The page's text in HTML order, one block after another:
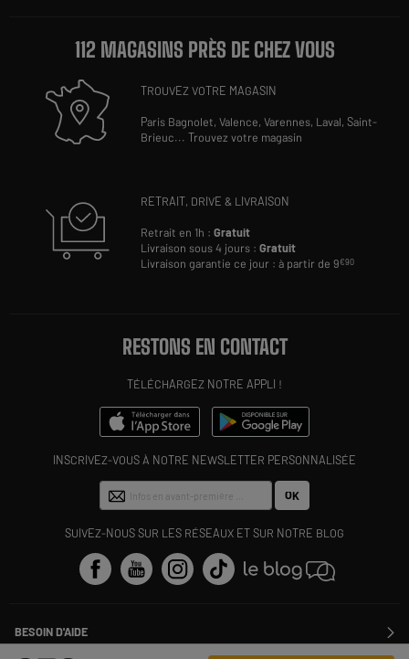
112 MAGASINS PRÈS DE CHEZ VOUS
TROUVEZ VOTRE MAGASIN
Paris Bagnolet,Valence,Varennes, Laval,Saint-
Brieuc...Trouvez votre magasin
RETRAIT, DRIVE & LIVRAISON
Retrait en 1h :Gratuit
Livraison sous 4 jours :Gratuit
Livraison garantie ce jour : à partir de 9€90
RESTONS EN CONTACT
TÉLÉCHARGEZ NOTRE APPLI !
INSCRIVEZ-VOUS À NOTRE NEWSLETTER PERSONNALISÉE
OK
SUIVEZ-NOUS SUR LES RÉSEAUX ET SUR NOTRE BLOG
BESOIN D'AIDE
Contactez-nous